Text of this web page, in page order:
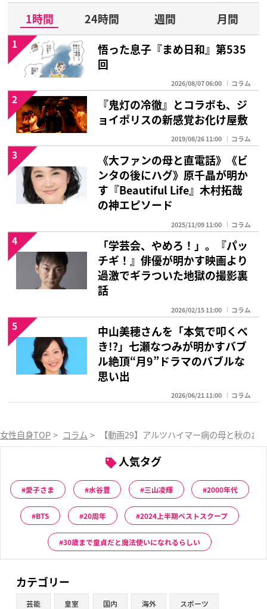
1時間 24時間 週間
月間
悟った息子『まめ日和』第535
回
2026/08/07 06:00 コラム
1
『鬼灯の冷徹』とコラボも、ジ
ョイポリスの新感覚お化け屋敷
2019/08/26 11:00 コラム
2
《大ファンの母と直電話》《ビ
ンタの後にハグ》原千晶が明か
す『Beautiful Life』木村拓哉
の神エピソード
2025/11/09 11:00 コラム
3
「学芸会、やめろ！」。『パッ
チギ！』俳優が明かす映画より
過激でギラついた地獄の撮影裏
話
2026/02/15 11:00 コラム
4
中山美穂さんを「本気で叩くべ
き!?」七瀬なつみが明かすバブ
ル絶頂“月9”ドラマのバブルな
思い出
2026/06/21 11:00 コラム
5
女性自身TOP > コラム > 【動画29】アルツハイマー病の母と秋のお
人気タグ
愛子さま 水谷豊 三山凌輝 2000年代
BTS 20周年 2024上半期ベストスクープ
30歳まで童貞だと魔法使いになれるらしい
カテゴリー
芸能 皇室 国内 海外 スポーツ